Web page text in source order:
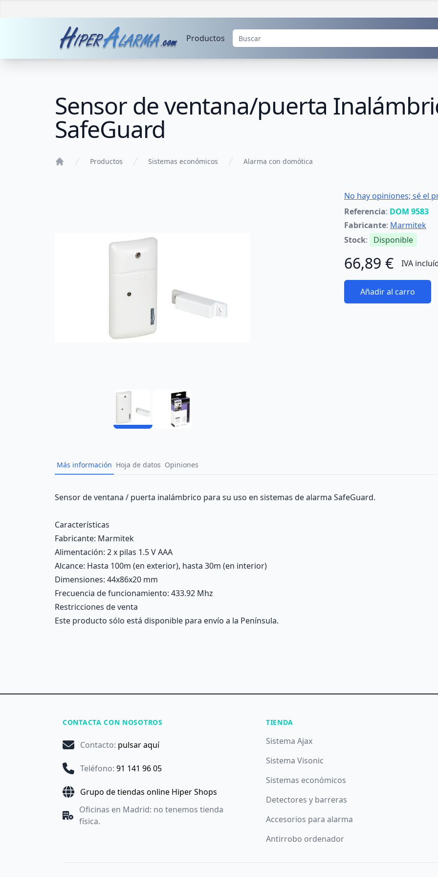
Productos
Sensor de ventana/puerta
SafeGuard
Productos Sistemas económicos Alarma con domótica
No hay opiniones; sé el
Referencia: DOM 9583
Fabricante: Marmitek
Stock: Disponible
66,89 € IVA
Añadir al carro
Más información Hoja de datos Opiniones
Description
Sensor de ventana / puerta inalámbrico para su uso en sistemas de alarma SafeGuard.
Características
Fabricante: Marmitek
Alimentación: 2 x pilas 1.5 V AAA
Alcance: Hasta 100m (en exterior), hasta 30m (en interior)
Dimensiones: 44x86x20 mm
Frecuencia de funcionamiento: 433.92 Mhz
Restricciones de venta
Este producto sólo está disponible para envío a la Península.
CONTACTA CON NOSOTROS
Contacto: pulsar aquí
Teléfono: 91 141 96 05
Grupo de tiendas online Hiper Shops
Oficinas en Madrid: no tenemos tienda
física.
TIENDA
Sistema Ajax
Sistema Visonic
Sistemas económicos
Detectores y barreras
Accesorios para alarma
Antirrobo ordenador